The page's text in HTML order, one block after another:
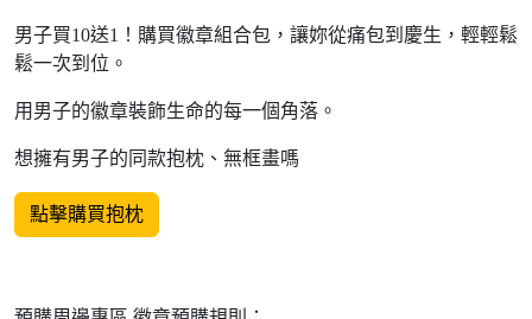
男子買10送1！購買徽章組合包，讓妳從痛包到慶生，輕輕鬆
鬆一次到位。
用男子的徽章裝飾生命的每一個角落。
想擁有男子的同款抱枕、無框畫嗎
點擊購買抱枕